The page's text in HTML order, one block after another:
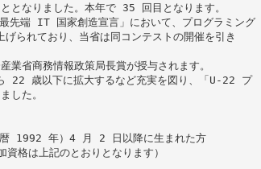
となりました。本年で 35 回目となります。
先端 IT 国家創造宣言」において、プログラミング
られており、当省は同コンテストの開催を引き
業省商務情報政策局長賞が授与されます。
22 歳以下に拡大するなど充実を図り、「U-22 プ
した。
1992 年）4 月 2 日以降に生まれた方
格は上記のとおりとなります）